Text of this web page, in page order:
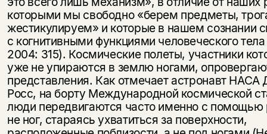
которыми мы свободно «берем предметы,
жестикулируем» и которые в нашем сознании
с когнитивными функциями человеческого
2004: 315). Космические полеты, участники
уже не упираются в землю ногами,
представления. Как отмечает астронавт
Росс, на борту Международной космической
люди передвигаются часто именно с помощью
не ног, стараясь ухватиться за поверхности,